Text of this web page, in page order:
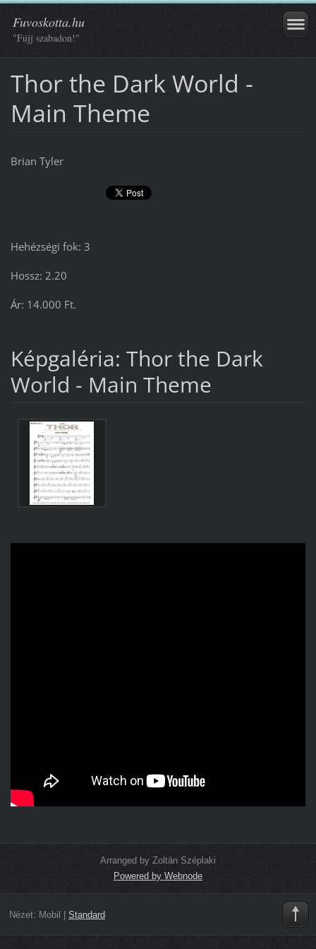
Fuvoskotta.hu
"Fújj szabadon!"
Thor the Dark World -
Main Theme
Brian Tyler
Hehézségi fok: 3
Hossz: 2.20
Ár: 14.000 Ft.
Képgaléria: Thor the Dark
World - Main Theme
Arranged by Zoltán Széplaki
Powered by Webnode
Nézet: Mobil Standard